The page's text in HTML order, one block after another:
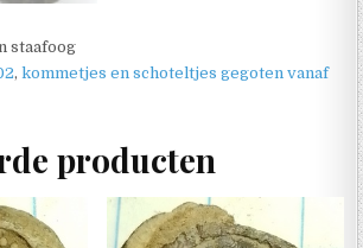
staafoog
,kommetjes en schoteltjes gegoten vanaf
producten